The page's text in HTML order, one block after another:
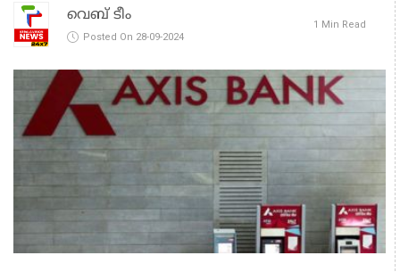
വെബ് ടീം
Posted On 28-09-2024
1 Min Read